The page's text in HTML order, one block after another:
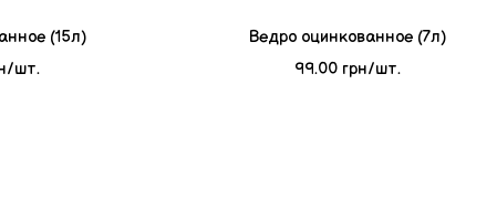
(15л)
шт.
Ведро оцинкованное (7л)
99.00 грн/шт.